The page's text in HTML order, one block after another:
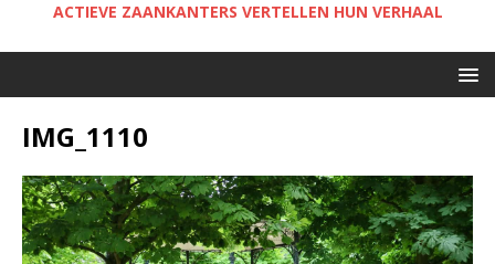
ACTIEVE ZAANKANTERS VERTELLEN HUN VERHAAL
IMG_1110